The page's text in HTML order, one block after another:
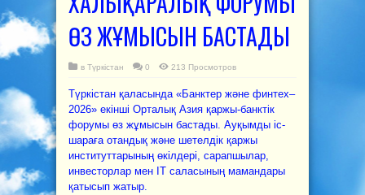
ӨЗ ЖҰМЫСЫН БАСТАДЫ
в Түркістан 0 213 Просмотров
Түркістан қаласында «Банктер және финтех–
2026» екінші Орталық Азия қаржы-банктік
форумы өз жұмысын бастады. Ауқымды іс-
шараға отандық және шетелдік қаржы
институттарының өкілдері, сарапшылар,
инвесторлар мен IT саласының мамандары
қатысып жатыр.